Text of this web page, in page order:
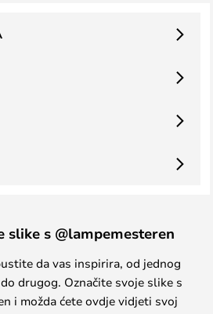
slike s @lampemesteren
da vas inspirira, od jednog
drugog. Označite svoje slike s
i možda ćete ovdje vidjeti svoj